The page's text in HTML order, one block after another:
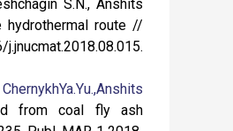
S.N., Anshits
route //
j.jnucmat.2018.08.015.
ChernykhYa.Yu.,Anshits
from coal fly ash